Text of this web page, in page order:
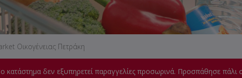
Οικογένειας Πετράκη
κατάστημα δεν εξυπηρετεί παραγγελίες προσωρινά. Προσπάθησε πάλι